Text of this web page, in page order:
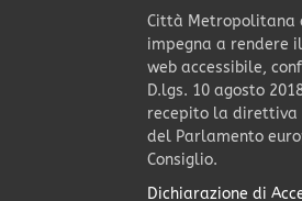
Città Metropolitana
impegna a rendere
web accessibile,
D.lgs. 10 agosto
recepito la direttiva
del Parlamento
Consiglio.
Dichiarazione di